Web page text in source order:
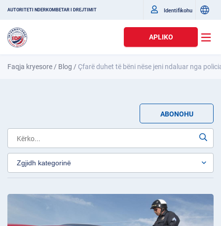
AUTORITETI NDËRKOMBËTAR I DREJTIMIT Identifikohu
APLIKO
Faqja kryesore / Blog / Çfarë duhet të bëni nëse jeni ndaluar nga
ABONOHU